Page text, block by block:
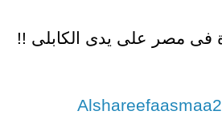
فى مصر على يدى الكابلى !!